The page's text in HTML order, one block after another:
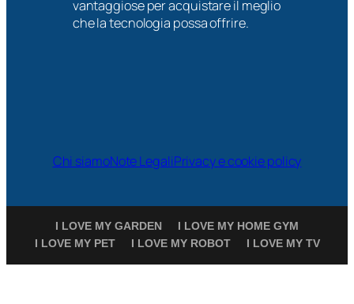
vantaggiose per acquistare il meglio
che la tecnologia possa offrire.
Chi siamoNote LegaliPrivacy e cookie policy
I LOVE MY GARDEN
I LOVE MY HOME GYM
I LOVE MY PET
I LOVE MY ROBOT I LOVE MY TV